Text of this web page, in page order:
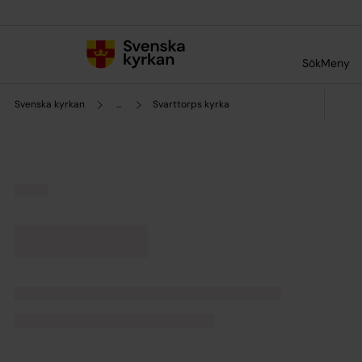
SökMeny
Svenska kyrkan ... Svarttorps kyrka